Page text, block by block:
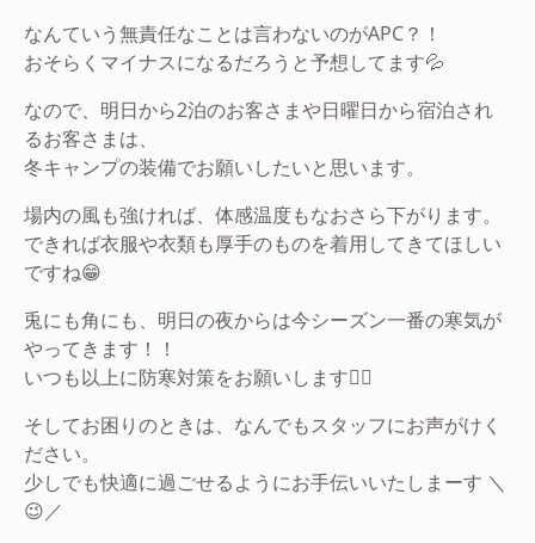
なんていう無責任なことは言わないのがAPC？！
おそらくマイナスになるだろうと予想してます💦
なので、明日から2泊のお客さまや日曜日から宿泊され
るお客さまは、
冬キャンプの装備でお願いしたいと思います。
場内の風も強ければ、体感温度もなおさら下がります。
できれば衣服や衣類も厚手のものを着用してきてほしい
ですね😁
兎にも角にも、明日の夜からは今シーズン一番の寒気が
やってきます！！
いつも以上に防寒対策をお願いします🙇‍♂️
そしてお困りのときは、なんでもスタッフにお声がけく
ださい。
少しでも快適に過ごせるようにお手伝いいたしまーす ＼
😉／